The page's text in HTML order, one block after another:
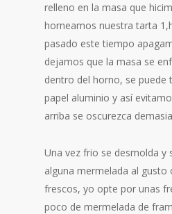
relleno en la masa que
horneamos nuestra tarta
pasado este tiempo
dejamos que la masa se
dentro del horno, se puede
papel aluminio y así
arriba se oscurezca
Una vez frio se desmolda y
alguna mermelada al
frescos, yo opte por unas
poco de mermelada de